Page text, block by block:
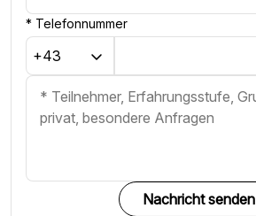
* Telefonnummer
Nachricht senden